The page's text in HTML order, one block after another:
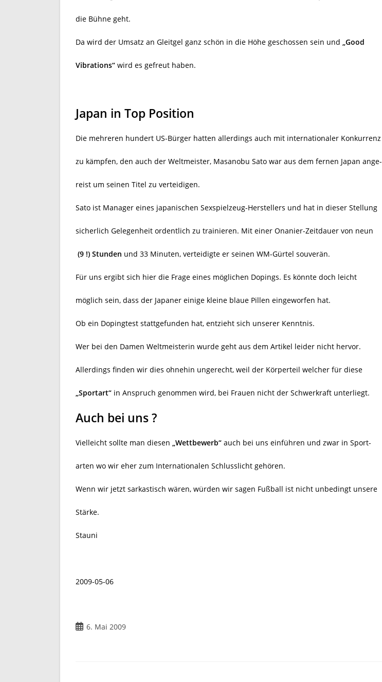
die Bühne geht.
Da wird der Umsatz an Gleitgel ganz schön in die Höhe geschossen sein und „Good
Vibrations“ wird es gefreut haben.
Japan in Top Position
Die mehreren hundert US-Bürger hatten allerdings auch mit internationaler Konkurrenz
zu kämpfen, den auch der Weltmeister, Masanobu Sato war aus dem fernen Japan ange-
reist um seinen Titel zu verteidigen.
Sato ist Manager eines japanischen Sexspielzeug-Herstellers und hat in dieser Stellung
sicherlich Gelegenheit ordentlich zu trainieren. Mit einer Onanier-Zeitdauer von neun
(9 !) Stunden und 33 Minuten, verteidigte er seinen WM-Gürtel souverän.
Für uns ergibt sich hier die Frage eines möglichen Dopings. Es könnte doch leicht
möglich sein, dass der Japaner einige kleine blaue Pillen eingeworfen hat.
Ob ein Dopingtest stattgefunden hat, entzieht sich unserer Kenntnis.
Wer bei den Damen Weltmeisterin wurde geht aus dem Artikel leider nicht hervor.
Allerdings finden wir dies ohnehin ungerecht, weil der Körperteil welcher für diese
„Sportart“ in Anspruch genommen wird, bei Frauen nicht der Schwerkraft unterliegt.
Auch bei uns ?
Vielleicht sollte man diesen „Wettbewerb“ auch bei uns einführen und zwar in Sport-
arten wo wir eher zum Internationalen Schlusslicht gehören.
Wenn wir jetzt sarkastisch wären, würden wir sagen Fußball ist nicht unbedingt unsere
Stärke.
Stauni
2009-05-06
Beitrag
6. Mai 2009